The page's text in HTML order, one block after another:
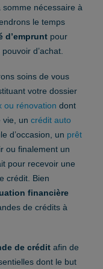
nécessaire à
le temps
d’emprunt pour
d’achat.
soins de vous
votre dossier
ou rénovation dont
vie, un crédit auto
d’occasion, un prêt
ou finalement un
pour recevoir une
crédit. Bien
financière
de crédits à
de crédit afin de
dont le but